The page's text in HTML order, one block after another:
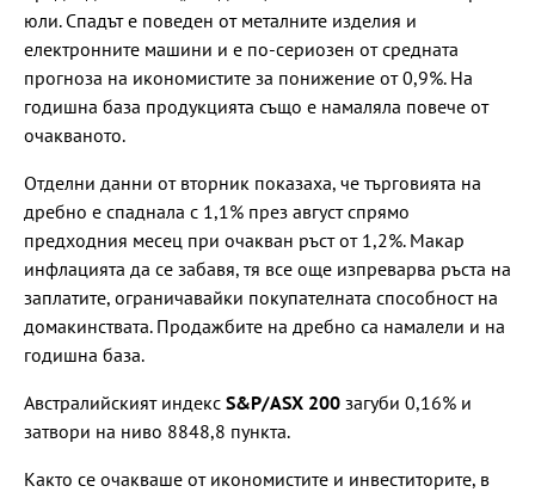
юли. Спадът е поведен от металните изделия и
електронните машини и е по-сериозен от средната
прогноза на икономистите за понижение от 0,9%. На
годишна база продукцията също е намаляла повече от
очакваното.
Отделни данни от вторник показаха, че търговията на
дребно е спаднала с 1,1% през август спрямо
предходния месец при очакван ръст от 1,2%. Макар
инфлацията да се забавя, тя все още изпреварва ръста на
заплатите, ограничавайки покупателната способност на
домакинствата. Продажбите на дребно са намалели и на
годишна база.
Австралийският индекс S&P/ASX 200 загуби 0,16% и
затвори на ниво 8848,8 пункта.
Както се очакваше от икономистите и инвеститорите, в